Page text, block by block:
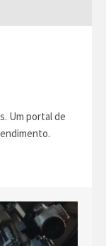
Um portal de